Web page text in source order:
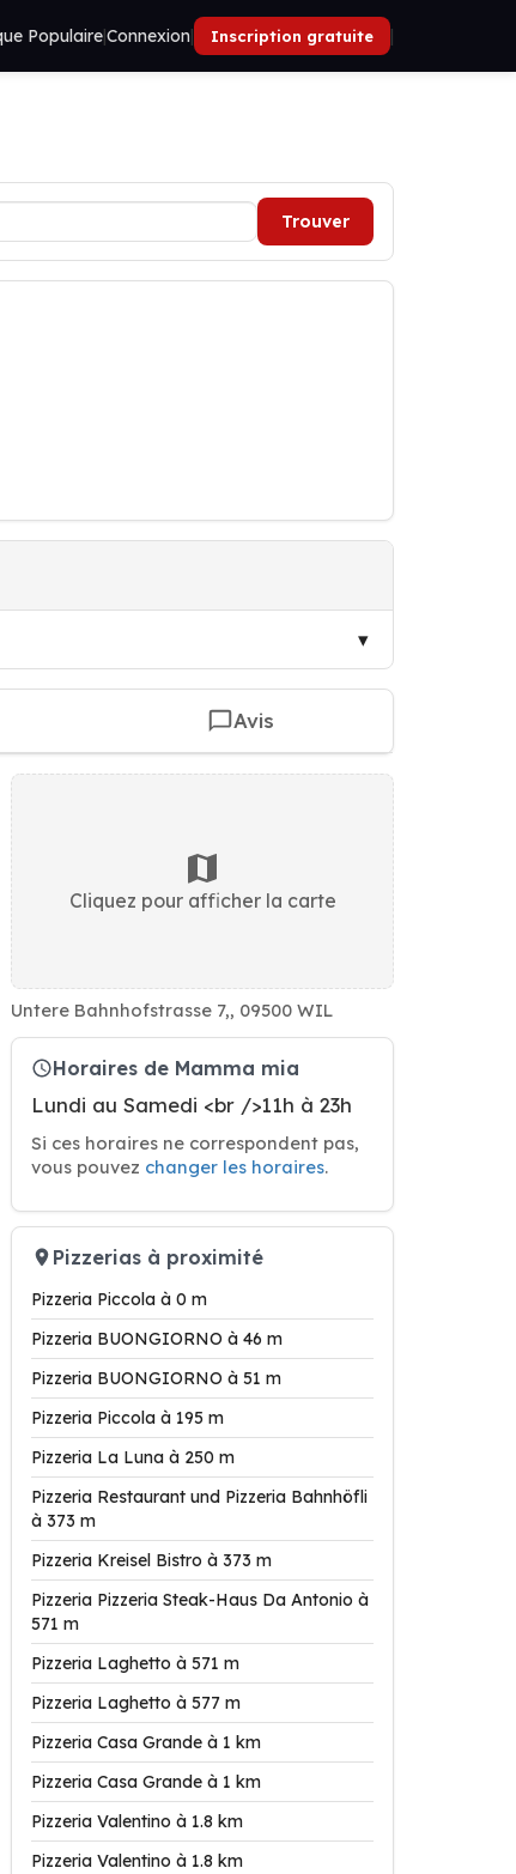
Populaire|Connexion| Inscription gratuite |
Trouver
Avis
Cliquez pour afficher la carte
Untere Bahnhofstrasse 7,, 09500 WIL
Horaires de Mamma mia
Lundi au Samedi <br />11h à 23h
Si ces horaires ne correspondent pas,
vous pouvez changer les horaires.
Pizzerias à proximité
Pizzeria Piccola à 0 m
Pizzeria BUONGIORNO à 46 m
Pizzeria BUONGIORNO à 51 m
Pizzeria Piccola à 195 m
Pizzeria La Luna à 250 m
Pizzeria Restaurant und Pizzeria Bahnhöfli
à 373 m
Pizzeria Kreisel Bistro à 373 m
Pizzeria Pizzeria Steak-Haus Da Antonio à
571 m
Pizzeria Laghetto à 571 m
Pizzeria Laghetto à 577 m
Pizzeria Casa Grande à 1 km
Pizzeria Casa Grande à 1 km
Pizzeria Valentino à 1.8 km
Pizzeria Valentino à 1.8 km